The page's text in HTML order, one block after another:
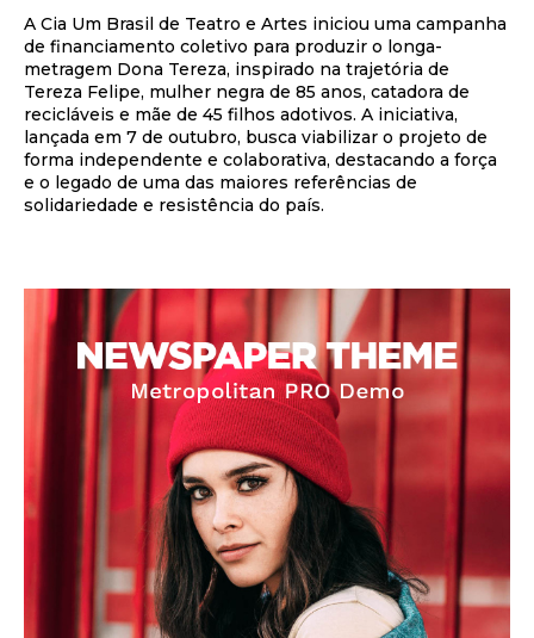
A Cia Um Brasil de Teatro e Artes iniciou uma campanha
de financiamento coletivo para produzir o longa-
metragem Dona Tereza, inspirado na trajetória de
Tereza Felipe, mulher negra de 85 anos, catadora de
recicláveis e mãe de 45 filhos adotivos. A iniciativa,
lançada em 7 de outubro, busca viabilizar o projeto de
forma independente e colaborativa, destacando a força
e o legado de uma das maiores referências de
solidariedade e resistência do país.